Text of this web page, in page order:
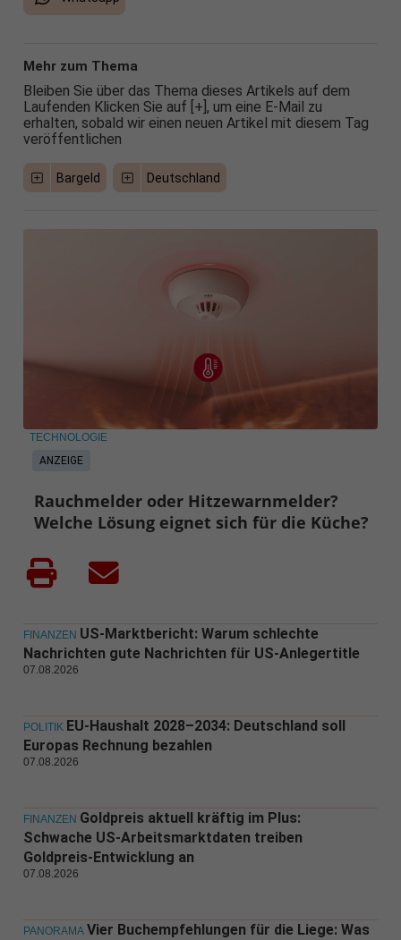
Mehr zum Thema
Bleiben Sie über das Thema dieses Artikels auf dem
Laufenden Klicken Sie auf [+], um eine E-Mail zu
erhalten, sobald wir einen neuen Artikel mit diesem Tag
veröffentlichen
Bargeld Deutschland
ANZEIGE
TECHNOLOGIE
Rauchmelder oder Hitzewarnmelder?
Welche Lösung eignet sich für die Küche?
FINANZEN US-Marktbericht: Warum schlechte
Nachrichten gute Nachrichten für US-Anlegertitle
07.08.2026
POLITIK EU-Haushalt 2028–2034: Deutschland soll
Europas Rechnung bezahlen
07.08.2026
FINANZEN Goldpreis aktuell kräftig im Plus:
Schwache US-Arbeitsmarktdaten treiben
Goldpreis-Entwicklung an
07.08.2026
PANORAMA Vier Buchempfehlungen für die Liege: Was